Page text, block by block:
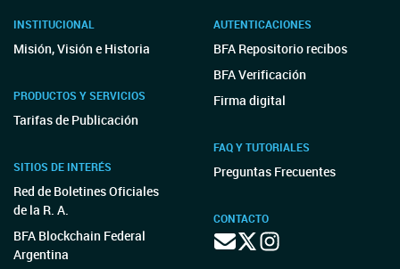
INSTITUCIONAL
Misión, Visión e Historia
PRODUCTOS Y SERVICIOS
Tarifas de Publicación
SITIOS DE INTERÉS
Red de Boletines Oficiales
de la R. A.
BFA Blockchain Federal
Argentina
AUTENTICACIONES
BFA Repositorio recibos
BFA Verificación
Firma digital
FAQ Y TUTORIALES
Preguntas Frecuentes
CONTACTO